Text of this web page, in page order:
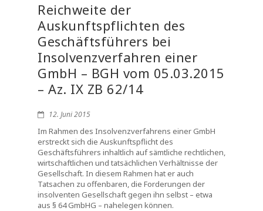
Reichweite der
Auskunftspflichten des
Geschäftsführers bei
Insolvenzverfahren einer
GmbH – BGH vom 05.03.2015
– Az. IX ZB 62/14
12. Juni 2015
Im Rahmen des Insolvenzverfahrens einer GmbH
erstreckt sich die Auskunftspflicht des
Geschäftsführers inhaltlich auf sämtliche rechtlichen,
wirtschaftlichen und tatsächlichen Verhältnisse der
Gesellschaft. In diesem Rahmen hat er auch
Tatsachen zu offenbaren, die Forderungen der
insolventen Gesellschaft gegen ihn selbst – etwa
aus § 64 GmbHG – nahelegen können.